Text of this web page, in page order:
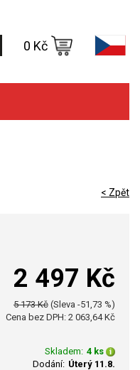
0 Kč
< Zpět
2 497 Kč
5 173 Kč (Sleva -51,73 %)
Cena bez DPH: 2 063,64 Kč
Skladem: 4 ks
Dodání: Úterý 11.8.